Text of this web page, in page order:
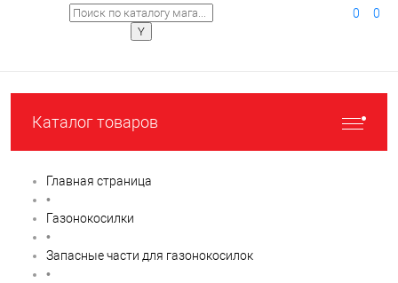
0 0
Каталог товаров
Главная страница
•
Газонокосилки
•
Запасные части для газонокосилок
•